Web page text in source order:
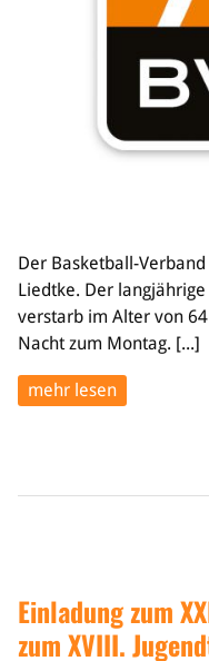
Der Basketball-
Liedtke. Der
verstarb im Alter von
Nacht zum Montag. [...]
mehr lesen
Einladung zum
zum XVIII.